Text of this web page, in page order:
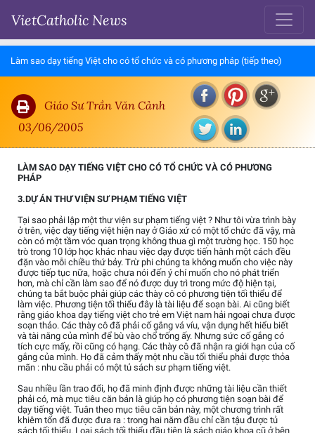
VietCatholic News
Làm sao dạy tiếng Việt cho có tổ chức và có phương pháp (tiếp theo)
Giáo Sư Trần Văn Cảnh
03/06/2005
LÀM SAO DẠY TIẾNG VIỆT CHO CÓ TỔ CHỨC VÀ CÓ PHƯƠNG
PHÁP
3.DỰ ÁN THƯ VIỆN SƯ PHẠM TIẾNG VIỆT
Tại sao phải lập một thư viện sư phạm tiếng việt ? Như tôi vừa trình bày
ở trên, việc dạy tiếng việt hiện nay ở Giáo xứ có một tổ chức đã vậy, mà
còn có một tầm vóc quan trọng không thua gì một trường học. 150 học
trò trong 10 lớp học khác nhau việc dạy được tiến hành một cách đều
đặn vào mỗi chiều thứ bảy. Trừ phi chúng ta không muốn cho việc này
được tiếp tục nữa, hoặc chưa nói đến ý chí muốn cho nó phát triển
hơn, mà chỉ cần làm sao để nó được duy trì trong mức độ hiện tại,
chúng ta bắt buộc phải giúp các thày cô có phương tiện tối thiểu để
làm việc. Phương tiện tối thiểu đây là tài liệu để soạn bài. Ai cũng biết
rằng giáo khoa dạy tiếng việt cho trẻ em Việt nam hải ngoại chưa được
soạn thảo. Các thày cô đã phải cố gắng vá víu, vận dụng hết hiểu biết
và tài năng của mình để bù vào chổ trống ấy. Nhưng sức cố gắng có
tích cực mấy, rồi cũng có hạng. Các thày cô đã nhận ra giới hạn của cố
gắng của mình. Họ đã cảm thấy một nhu cầu tối thiểu phải được thỏa
mãn : nhu cầu phải có một tủ sách sư phạm tiếng việt.
Sau nhiều lần trao đổi, họ đã minh định được những tài liệu cần thiết
phải có, mà mục tiêu căn bản là giúp họ có phương tiện soạn bài để
dạy tiếng việt. Tuân theo mục tiêu căn bản này, một chương trình rất
khiêm tốn đã được đưa ra : trong hai năm đầu chỉ cần tậu được tủ
sách tối thiểu. Loại sách tối thiểu đầu tiên là sách giáo khoa cũ ở bên